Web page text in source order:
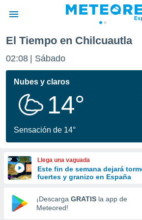
de
por
se
calidad.
a este
las
y
forma
digital
basada
El Tiempo en Chilcuautla
02:08 Sábado
Nubes y claros
14°
Sensación de 14°
Llega una vaguada
Este fin de semana dejará
fuertes y granizo en España
¡Descarga GRATIS la app de
Meteored!